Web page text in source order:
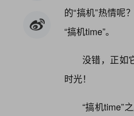
的“搞机”热情
“搞机time”。
没错，正如
时光！
“搞机time”